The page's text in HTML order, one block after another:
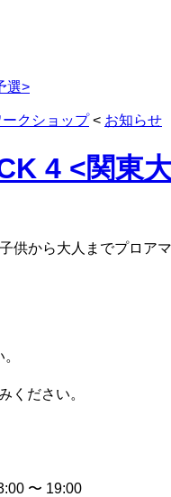
選>
クショップ< お知らせ
4 <関東
から大人までプロア
ください。
〜 19:00